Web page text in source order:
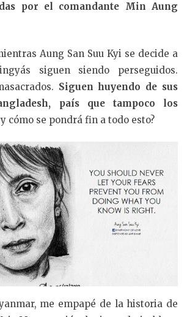
por el comandante Min Aung
Aung San Suu Kyi se decide a
siguen siendo perseguidos.
Siguen huyendo de sus
país que tampoco los
y cómo se pondrá fin a todo esto?
me empapé de la historia de